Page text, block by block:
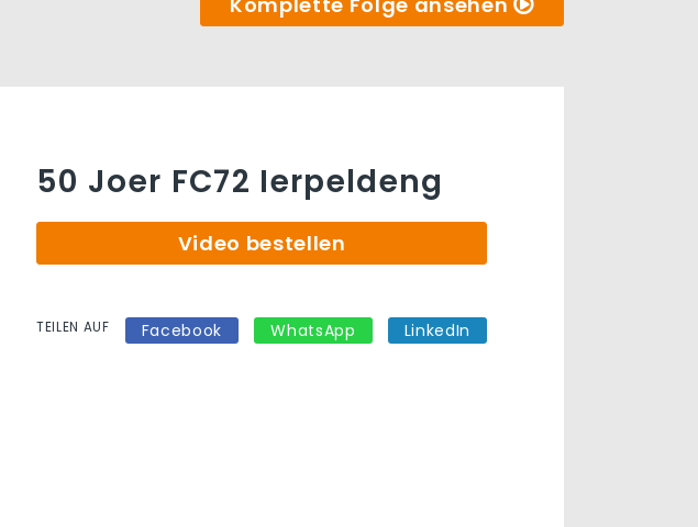
50 Joer FC72 Ierpeldeng
Video bestellen
TEILEN AUF Facebook WhatsApp LinkedIn